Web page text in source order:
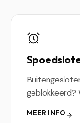
geblokkeerd?
MEER INFO